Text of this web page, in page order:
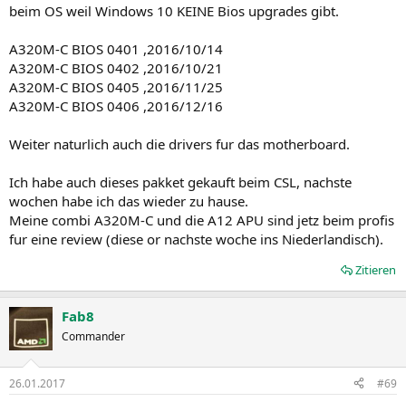
beim OS weil Windows 10 KEINE Bios upgrades gibt.
A320M-C BIOS 0401 ,2016/10/14
A320M-C BIOS 0402 ,2016/10/21
A320M-C BIOS 0405 ,2016/11/25
A320M-C BIOS 0406 ,2016/12/16
Weiter naturlich auch die drivers fur das motherboard.
Ich habe auch dieses pakket gekauft beim CSL, nachste
wochen habe ich das wieder zu hause.
Meine combi A320M-C und die A12 APU sind jetz beim profis
fur eine review (diese or nachste woche ins Niederlandisch).
Zitieren
Fab8
Commander
26.01.2017 #69